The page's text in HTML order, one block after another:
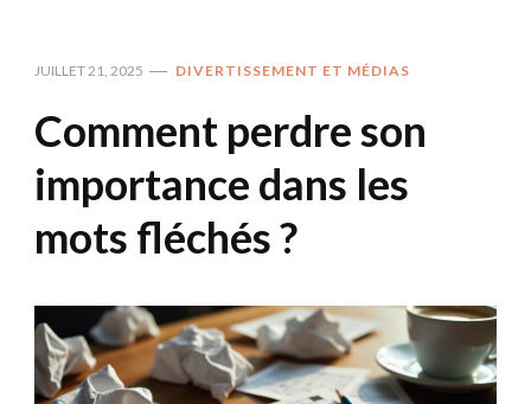
JUILLET 21, 2025 DIVERTISSEMENT ET MÉDIAS
Comment perdre son
importance dans les
mots fléchés ?